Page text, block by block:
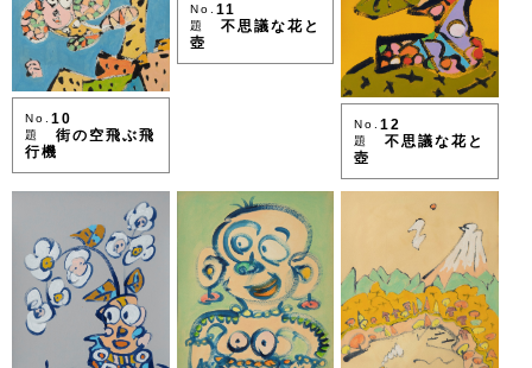
No. 10
題
街の空飛ぶ飛
行機
No. 11
題
不思議な花と
壺
No.12
題
不思議な花と
壺